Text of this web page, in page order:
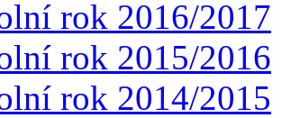
rok 2016/2017
rok 2015/2016
rok 2014/2015